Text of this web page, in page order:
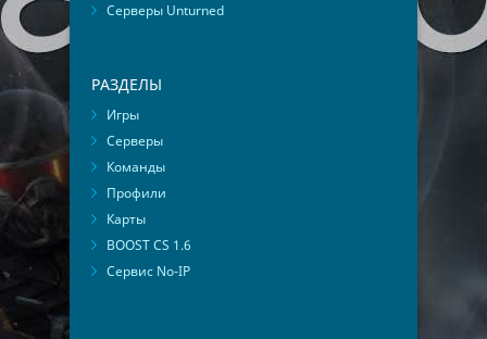
Серверы Unturned
РАЗДЕЛЫ
Игры
Серверы
Команды
Профили
Карты
BOOST CS 1.6
Сервис No-IP